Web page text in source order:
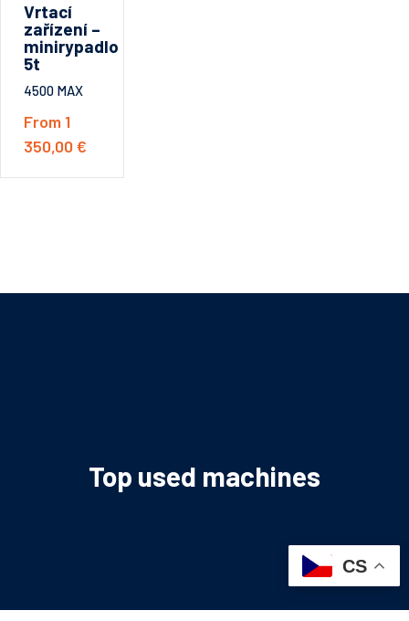
Vrtací
zařízení –
minirypadlo
5t
4500 MAX
From 1
350,00 €
Top used machines
CS